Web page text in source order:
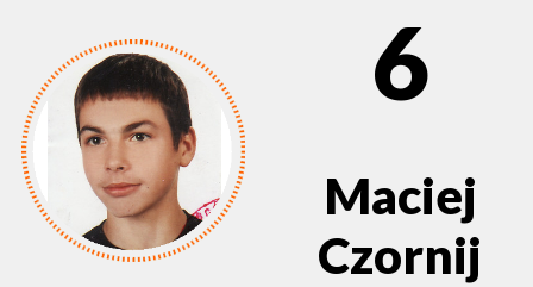
6
Maciej
Czornij